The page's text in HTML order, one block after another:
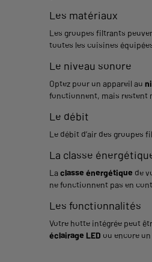
Les matériaux
Les groupes filtrants
toutes les cuisines
Le niveau sonore
Optez pour un appareil au
fonctionnent, mais restent
Le débit
Le débit d’air des groupes
La classe
Laclasse énergétique de
ne fonctionnent pas en
Les fonctionnalités
Votre hotte intégrée peut
éclairage LED ou encore